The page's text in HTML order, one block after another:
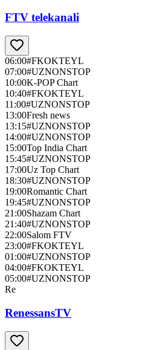
FTV telekanali
06:00#FKOKTEYL
07:00#UZNONSTOP
10:00K-POP Chart
10:40#FKOKTEYL
11:00#UZNONSTOP
13:00Fresh news
13:15#UZNONSTOP
14:00#UZNONSTOP
15:00Top India Chart
15:45#UZNONSTOP
17:00Uz Top Chart
18:30#UZNONSTOP
19:00Romantic Chart
19:45#UZNONSTOP
21:00Shazam Chart
21:40#UZNONSTOP
22:00Salom FTV
23:00#FKOKTEYL
01:00#UZNONSTOP
04:00#FKOKTEYL
05:00#UZNONSTOP
Re
RenessansTV